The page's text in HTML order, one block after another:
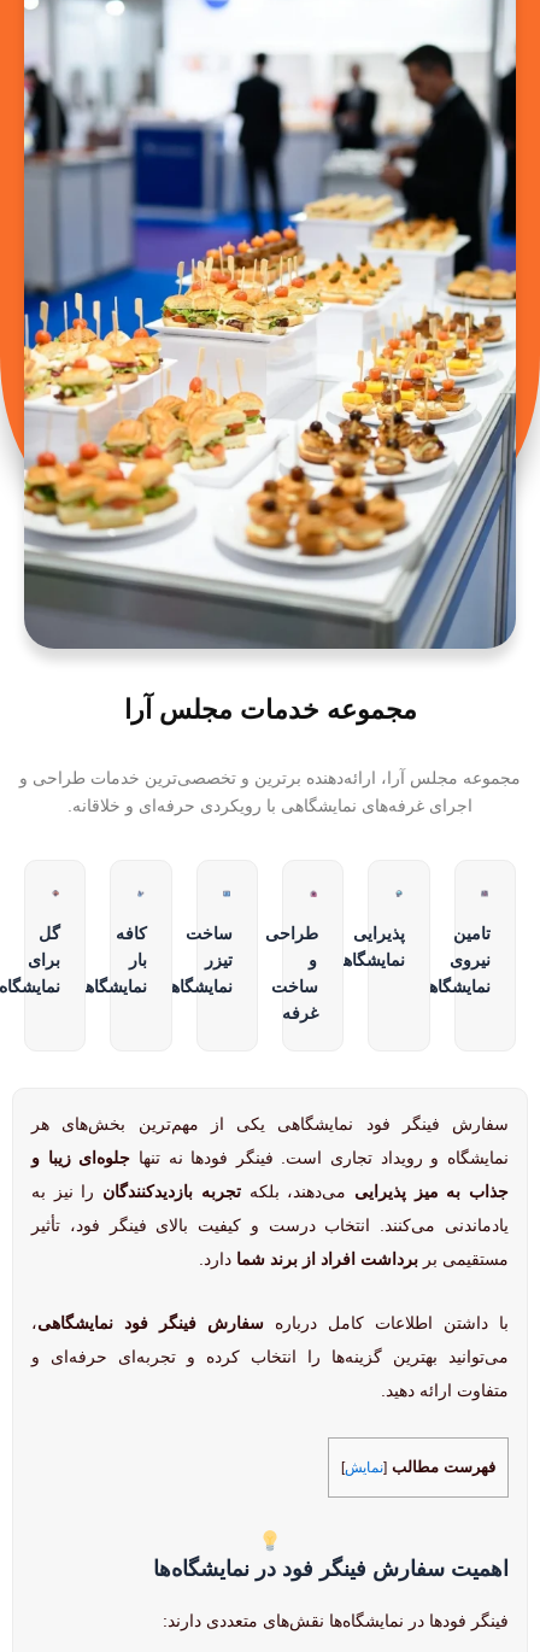
مجموعه خدمات مجلس آرا
مجموعه مجلس آرا، ارائه‌دهنده برترین و تخصصی‌ترین خدمات طراحی و
اجرای غرفه‌های نمایشگاهی با رویکردی حرفه‌ای و خلاقانه.
تامین
نیروی
نمایشگاهی
پذیرایی
نمایشگاهی
طراحی
و
ساخت
غرفه
ساخت
تیزر
نمایشگاهی
کافه
بار
نمایشگاهی
گل
برای
نمایشگاه
سفارش فینگر فود نمایشگاهی یکی از مهم‌ترین بخش‌های هر
نمایشگاه و رویداد تجاری است. فینگر فودها نه تنها جلوه‌ای زیبا و
جذاب به میز پذیرایی می‌دهند، بلکهتجربه بازدیدکنندگان را نیز به
یادماندنی می‌کنند. انتخاب درست و کیفیت بالای فینگر فود، تأثیر
مستقیمی بر برداشت افراد از برند شما دارد.
با داشتن اطلاعات کامل درباره سفارش فینگر فود نمایشگاهی،
می‌توانید بهترین گزینه‌ها را انتخاب کرده و تجربه‌ای حرفه‌ای و
متفاوت ارائه دهید.
فهرست مطالب [نمایش]
اهمیت سفارش فینگر فود در نمایشگاه‌ها
فینگر فودها در نمایشگاه‌ها نقش‌های متعددی دارند: